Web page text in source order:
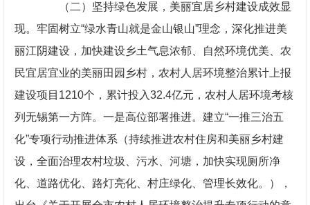
（二）坚持绿色发展，美丽宜居乡村建设成效显
现。牢固树立“绿水青山就是金山银山”理念，深化推进美
丽江阴建设，加快建设乡土气息浓郁、自然环境优美、农
民宜居宜业的美丽田园乡村，农村人居环境整治累计上报
建设项目1210个，累计投入32.4亿元，农村人居环境考核
列无锡第一方阵。一是高位部署推进。建立“一推三治五
化”专项行动推进体系（持续推进农村住房和美丽乡村建
设，全面治理农村垃圾、污水、河塘，加快实现厕所净
化、道路优化、路灯亮化、村庄绿化、管理长效化。），